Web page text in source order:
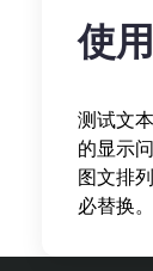
使
测试文
的显示
图文排
必替换。